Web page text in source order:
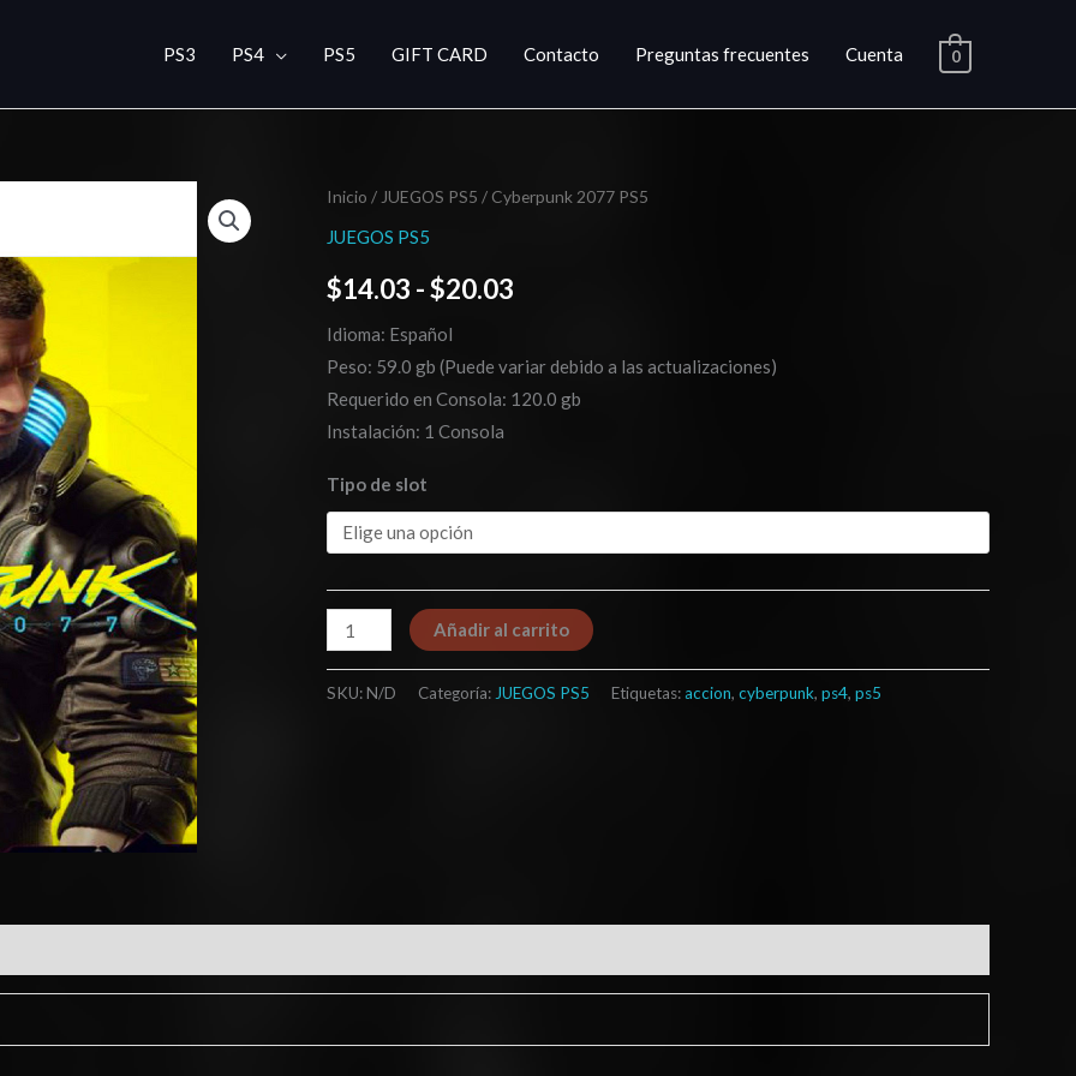
PS3 PS4 PS5 GIFT CARD Contacto Preguntas frecuentes Cuenta 0
Inicio / JUEGOS PS5 / Cyberpunk 2077 PS5
JUEGOS PS5
$14.03 -$20.03
Rango
desde
$14.03
Idioma: Español
Peso: 59.0 gb (Puede variar debido a las actualizaciones)
Requerido en Consola: 120.0 gb
Instalación: 1 Consola
Tipo de slot
Cyberpunk
2077
cantidad
Añadir al carrito
SKU:N/D Categoría: JUEGOS PS5 Etiquetas:accion, cyberpunk, ps4, ps5